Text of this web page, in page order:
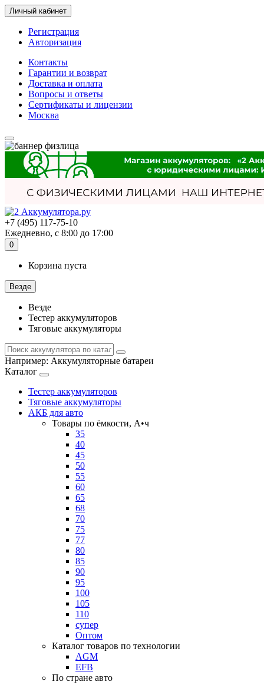
Личный кабинет
Регистрация
Авторизация
Контакты
Гарантии и возврат
Доставка и оплата
Вопросы и ответы
Сертификаты и лицензии
Москва
+7 (495) 117-75-10
Ежедневно, с 8:00 до 17:00
0
Корзина пуста
Везде
Везде
Тестер аккумуляторов
Тяговые аккумуляторы
Например: Аккумуляторные батареи
Каталог
Тестер аккумуляторов
Тяговые аккумуляторы
АКБ для авто
Товары по ёмкости, А•ч
35
40
45
50
55
60
65
68
70
75
77
80
85
90
95
100
105
110
супер
Оптом
Каталог товаров по технологии
AGM
EFB
По стране авто